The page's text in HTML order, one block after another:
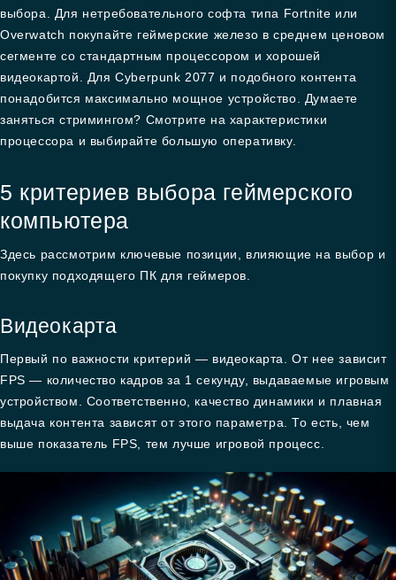
выбора. Для нетребовательного софта типа Fortnite или
Overwatch покупайте геймерские железо в среднем ценовом
сегменте со стандартным процессором и хорошей
видеокартой. Для Cyberpunk 2077 и подобного контента
понадобится максимально мощное устройство. Думаете
заняться стримингом? Смотрите на характеристики
процессора и выбирайте большую оперативку.
5 критериев выбора геймерского
компьютера
Здесь рассмотрим ключевые позиции, влияющие на выбор и
покупку подходящего ПК для геймеров.
Видеокарта
Первый по важности критерий — видеокарта. От нее зависит
FPS — количество кадров за 1 секунду, выдаваемые игровым
устройством. Соответственно, качество динамики и плавная
выдача контента зависят от этого параметра. То есть, чем
выше показатель FPS, тем лучше игровой процесс.